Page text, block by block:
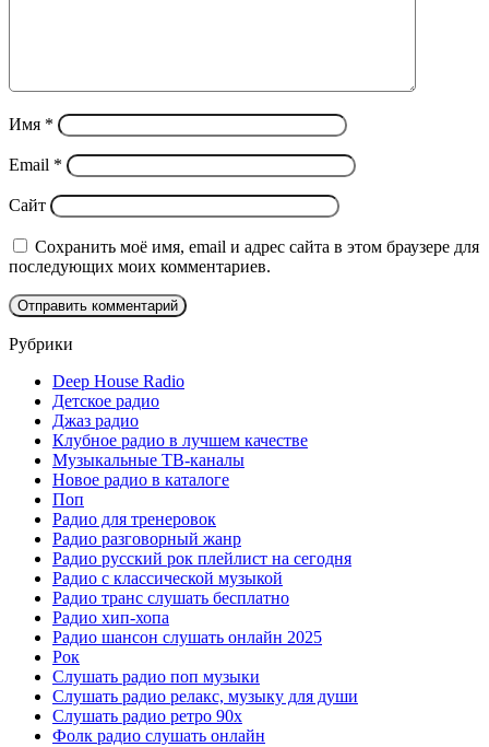
Имя *
Email *
Сайт
Сохранить моё имя, email и адрес сайта в этом браузере для
последующих моих комментариев.
Рубрики
Deep House Radio
Детское радио
Джаз радио
Клубное радио в лучшем качестве
Музыкальные ТВ-каналы
Новое радио в каталоге
Поп
Радио для тренеровок
Радио разговорный жанр
Радио русский рок плейлист на сегодня
Радио с классической музыкой
Радио транс слушать бесплатно
Радио хип-хопа
Радио шансон слушать онлайн 2025
Рок
Слушать радио поп музыки
Слушать радио релакс, музыку для души
Слушать радио ретро 90х
Фолк радио слушать онлайн